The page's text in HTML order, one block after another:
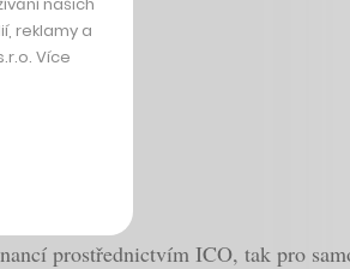
prostřednictvím ICO, tak pro
reklamy a
Více